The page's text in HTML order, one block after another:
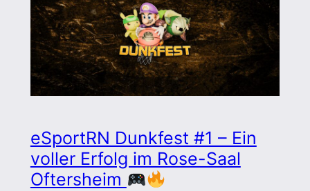
eSportRN Dunkfest #1 – Ein
voller Erfolg im Rose-Saal
Oftersheim